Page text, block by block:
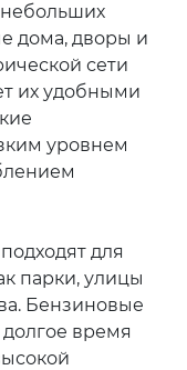
небольших
дома, дворы и
сети
их удобными
уровнем
для
парки, улицы
Бензиновые
долгое время